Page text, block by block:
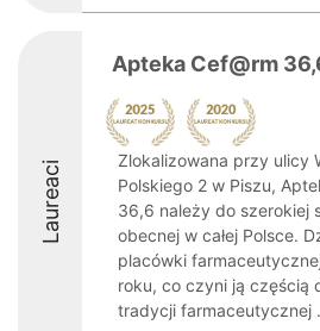
Laureaci
Apteka Cef@rm
Zlokalizowana przy ulicy
Polskiego 2 w Piszu,
36,6 należy do szerokiej
obecnej w całej Polsce.
placówki
roku, co czyni ją częścią
tradycji farmaceutycznej